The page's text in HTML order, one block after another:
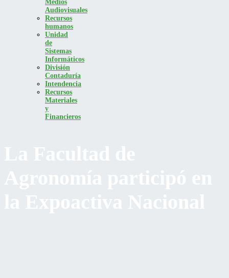
Medios
Audiovisuales
Recursos
humanos
Unidad
de
Sistemas
Informáticos
División
Contaduría
Intendencia
Recursos
Materiales
y
Financieros